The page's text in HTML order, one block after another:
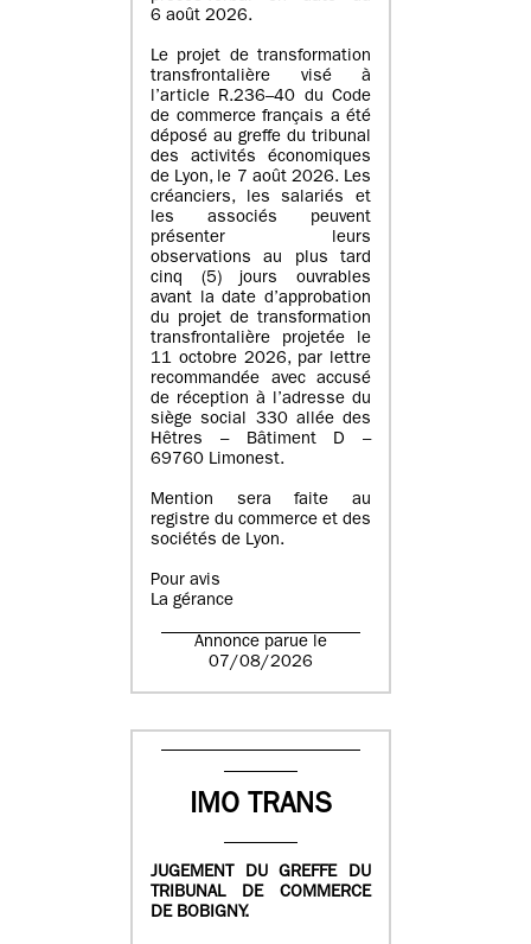
6 août 2026.
Le projet de transformation
transfrontalière visé à
l’article R.236–40 du Code
de commerce français a été
déposé au greffe du tribunal
des activités économiques
de Lyon, le 7 août 2026. Les
créanciers, les salariés et
les associés peuvent
présenter leurs
observations au plus tard
cinq (5) jours ouvrables
avant la date d’approbation
du projet de transformation
transfrontalière projetée le
11 octobre 2026, par lettre
recommandée avec accusé
de réception à l’adresse du
siège social 330 allée des
Hêtres – Bâtiment D –
69760 Limonest.
Mention sera faite au
registre du commerce et des
sociétés de Lyon.
Pour avis
La gérance
Annonce parue le
07/08/2026
IMO TRANS
JUGEMENT DU GREFFE DU
TRIBUNAL DE COMMERCE
DE BOBIGNY.